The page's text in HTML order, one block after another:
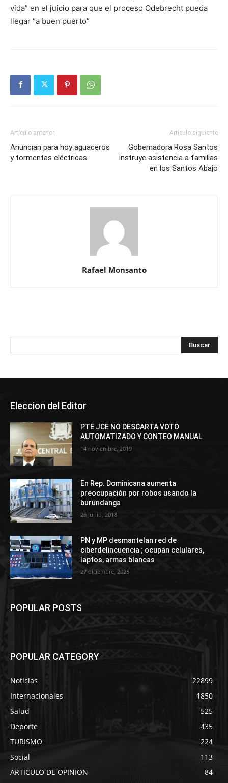
vida” en el juicio para que el proceso Odebrecht pueda
llegar “a buen puerto”
Artículo anterior
Anuncian para hoy aguaceros
y tormentas eléctricas
Artículo siguiente
Gobernadora Rosa Santos
instruye asistencia a familias
en los Santos Abajo
Rafael Monsanto
Eleccion del Editor
PTE JCE NO DESCARTA VOTO
AUTOMATIZADO Y CONTEO MANUAL
14 noviembre, 2019
En Rep. Dominicana aumenta
preocupación por robos usando la
burundanga
26 junio, 2018
PN y MP desmantelan red de
ciberdelincuencia ; ocupan celulares,
laptos, armas blancas
27 diciembre, 2025
POPULAR POSTS
POPULAR CATEGORY
Noticias
22899
Internacionales
1850
Salud
525
Deporte
435
TURISMO
224
Social
113
ARTICULO DE OPINION
84